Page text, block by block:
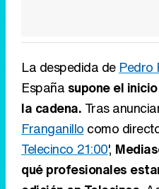
La despedida de Pedro
España supone el
la cadena. Tras
Franganillo como
Telecinco 21:00',
qué profesionales